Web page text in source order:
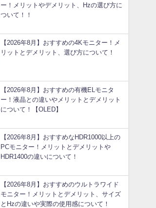
ー！メリットやデメリット、Hzの選び方に
ついて！！
【2026年8月】おすすめの4Kモニター！メ
リットとデメリット、選び方について！
【2026年8月】おすすめの有機ELモニタ
ー！液晶との違いやメリットとデメリット
について！【OLED】
【2026年8月】おすすめなHDR1000以上の
PCモニター！メリットとデメリットや
HDR1400の違いについて！
【2026年8月】おすすめのウルトラワイド
モニター！メリットとデメリット、サイズ
とHzの違いや実際の使用感について！